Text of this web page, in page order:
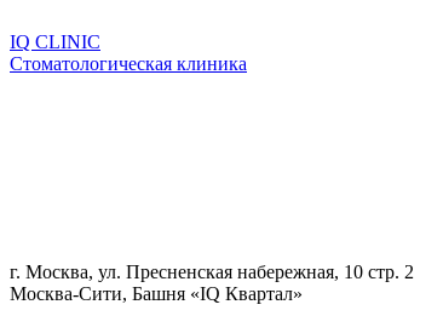
IQ CLINIC
Стоматологическая клиника
г. Москва, ул. Пресненская набережная, 10 стр. 2
Москва-Сити, Башня «IQ Квартал»